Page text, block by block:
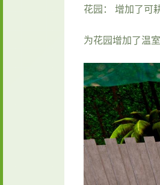
花园： 增加了可
为花园增加了温室